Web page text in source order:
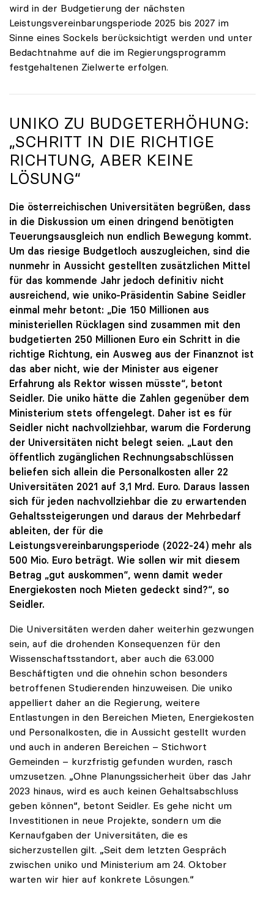
wird in der Budgetierung der nächsten
Leistungsvereinbarungsperiode 2025 bis 2027 im
Sinne eines Sockels berücksichtigt werden und unter
Bedachtnahme auf die im Regierungsprogramm
festgehaltenen Zielwerte erfolgen.
UNIKO ZU BUDGETERHÖHUNG:
„SCHRITT IN DIE RICHTIGE
RICHTUNG, ABER KEINE
LÖSUNG“
Die österreichischen Universitäten begrüßen, dass
in die Diskussion um einen dringend benötigten
Teuerungsausgleich nun endlich Bewegung kommt.
Um das riesige Budgetloch auszugleichen, sind die
nunmehr in Aussicht gestellten zusätzlichen Mittel
für das kommende Jahr jedoch definitiv nicht
ausreichend, wie uniko-Präsidentin Sabine Seidler
einmal mehr betont: „Die 150 Millionen aus
ministeriellen Rücklagen sind zusammen mit den
budgetierten 250 Millionen Euro ein Schritt in die
richtige Richtung, ein Ausweg aus der Finanznot ist
das aber nicht, wie der Minister aus eigener
Erfahrung als Rektor wissen müsste“, betont
Seidler. Die uniko hätte die Zahlen gegenüber dem
Ministerium stets offengelegt. Daher ist es für
Seidler nicht nachvollziehbar, warum die Forderung
der Universitäten nicht belegt seien. „Laut den
öffentlich zugänglichen Rechnungsabschlüssen
beliefen sich allein die Personalkosten aller 22
Universitäten 2021 auf 3,1 Mrd. Euro. Daraus lassen
sich für jeden nachvollziehbar die zu erwartenden
Gehaltssteigerungen und daraus der Mehrbedarf
ableiten, der für die
Leistungsvereinbarungsperiode (2022-24) mehr als
500 Mio. Euro beträgt. Wie sollen wir mit diesem
Betrag „gut auskommen“, wenn damit weder
Energiekosten noch Mieten gedeckt sind?“, so
Seidler.
Die Universitäten werden daher weiterhin gezwungen
sein, auf die drohenden Konsequenzen für den
Wissenschaftsstandort, aber auch die 63.000
Beschäftigten und die ohnehin schon besonders
betroffenen Studierenden hinzuweisen. Die uniko
appelliert daher an die Regierung, weitere
Entlastungen in den Bereichen Mieten, Energiekosten
und Personalkosten, die in Aussicht gestellt wurden
und auch in anderen Bereichen – Stichwort
Gemeinden – kurzfristig gefunden wurden, rasch
umzusetzen. „Ohne Planungssicherheit über das Jahr
2023 hinaus, wird es auch keinen Gehaltsabschluss
geben können“, betont Seidler. Es gehe nicht um
Investitionen in neue Projekte, sondern um die
Kernaufgaben der Universitäten, die es
sicherzustellen gilt. „Seit dem letzten Gespräch
zwischen uniko und Ministerium am 24. Oktober
warten wir hier auf konkrete Lösungen.“